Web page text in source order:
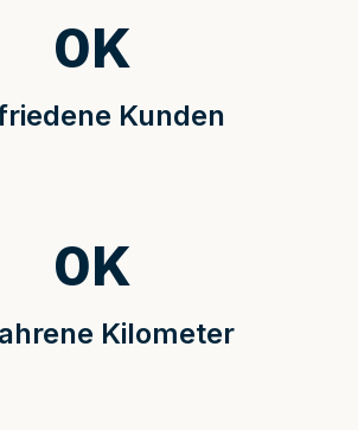
Kunden
0K
Kilometer
0K